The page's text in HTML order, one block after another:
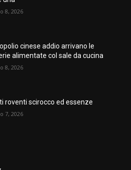
8, 2026
cinese addio arrivano le
alimentate col sale da cucina
8, 2026
roventi scirocco ed essenze
7, 2026